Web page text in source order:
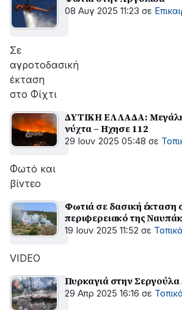
08 Αυγ 2025 11:23 σε
Σε
αγροτοδασική
έκταση
στο Φίχτι
ΔΥΤΙΚΗ ΕΛΛΑΔΑ:
νύχτα – Ηχησε 112
29 Ιουν 2025 05:48 σε
Φωτό και
βίντεο
Φωτιά σε δασική έκταση
περιφερειακό της
19 Ιουν 2025 11:52 σε Τοπικά
VIDEO
Πυρκαγιά στην
29 Απρ 2025 16:16 σε